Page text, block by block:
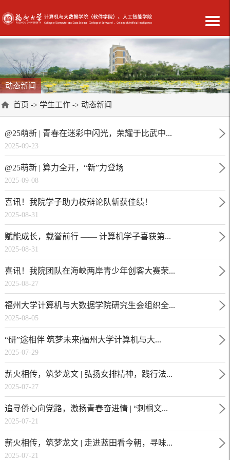
动态新闻
首页 -> 学生工作 -> 动态新闻
@25萌新 | 青春在迷彩中闪光，荣耀于比武中...
2025-09-23
@25萌新 | 算力全开，“新”力登场
2025-09-08
喜讯！我院学子助力校辩论队斩获佳绩！
2025-08-31
赋能成长，载誉前行 —— 计算机学子喜获第...
2025-08-31
喜讯！我院团队在海峡两岸青少年创客大赛荣...
2025-08-27
福州大学计算机与大数据学院研究生会组织全...
2025-08-05
“研”途相伴 筑梦未来|福州大学计算机与大...
2025-07-29
薪火相传，筑梦龙文 | 弘扬女排精神，践行法...
2025-07-27
追寻侨心向党路，激扬青春奋进情 | “刺桐文...
2025-07-21
薪火相传，筑梦龙文 | 走进蓝田看今朝，寻味...
2025-07-21